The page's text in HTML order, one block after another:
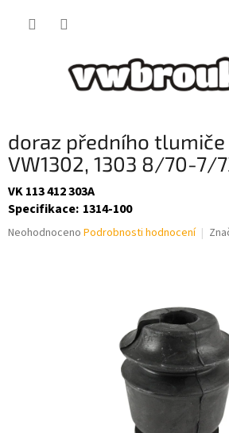
doraz předního
VW1302, 1303 8/70-7/
VK 113 412 303A
Specifikace: 1314-100
Průměrné
Neohodnoceno Podrobnosti hodnocení